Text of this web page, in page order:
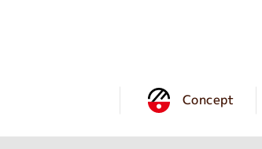
Concept